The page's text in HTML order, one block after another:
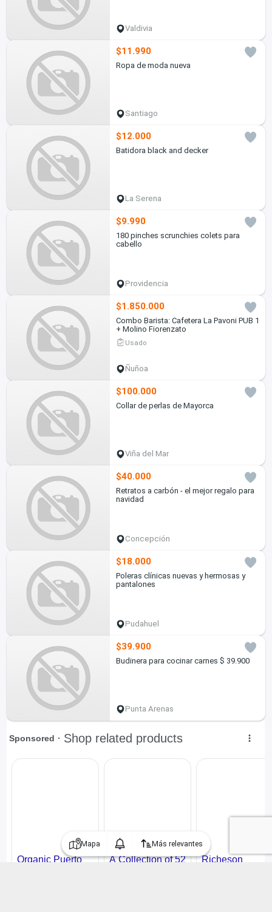
Mapa Más relevantes
Valdivia
$11.990
Ropa de moda nueva
Santiago
$12.000
Batidora black and decker
La Serena
$9.990
180 pinches scrunchies colets para
cabello
Providencia
$1.850.000
Combo Barista: Cafetera La Pavoni PUB 1
+ Molino Fiorenzato
Usado
Ñuñoa
$100.000
Collar de perlas de Mayorca
Viña del Mar
$40.000
Retratos a carbón - el mejor regalo para
navidad
Concepción
$18.000
Poleras clínicas nuevas y hermosas y
pantalones
Pudahuel
$39.900
Budinera para cocinar carnes $ 39.900
Punta Arenas